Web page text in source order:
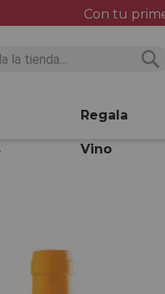
Con tu
Regala
Vino